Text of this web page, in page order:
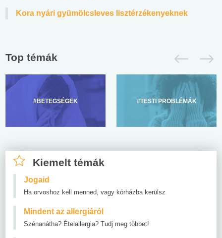
Kora nyári gyümölcsleves lisztérzékenyeknek
Top témák
#BETEGSÉGEK #TESTI PROBLÉMÁK
Kiemelt témák
Jogaid
Ha orvoshoz kell menned, vagy kórházba kerülsz
Mindent az allergiáról
Szénanátha? Ételallergia? Tudj meg többet!